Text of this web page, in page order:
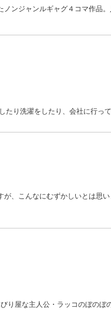
ンジャンルギャグ４コマ作品。
たり洗濯をしたり、会社に行っ
が、こんなにむずかしいとは思
り屋な主人公・ラッコのぼのぼ